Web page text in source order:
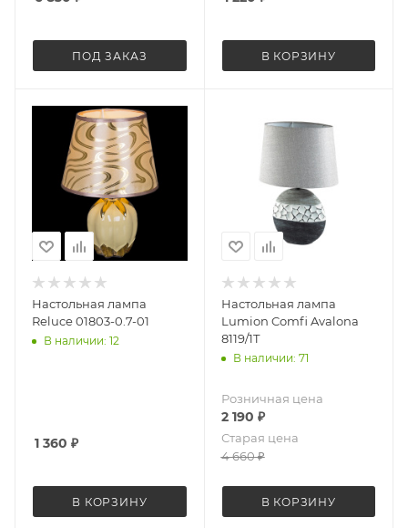
ПОД ЗАКАЗ В КОРЗИНУ
Настольная лампа
Reluce 01803-0.7-01
В наличии: 12
1 360 ₽
В КОРЗИНУ
Настольная лампа
Lumion Comfi Avalona
8119/1T
В наличии: 71
Розничная цена
2 190 ₽
Старая цена
4 660₽
В КОРЗИНУ